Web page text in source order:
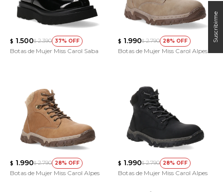
$ 1.500$ 2.390 37
Botas de Mujer Miss Carol Saba
$ 1.990$ 2.790 28
Botas de Mujer Miss Carol Alpes
$ 1.990$ 2.790 28
Botas de Mujer Miss Carol Alpes
$ 1.990$ 2.790 28
Botas de Mujer Miss Carol Alpes